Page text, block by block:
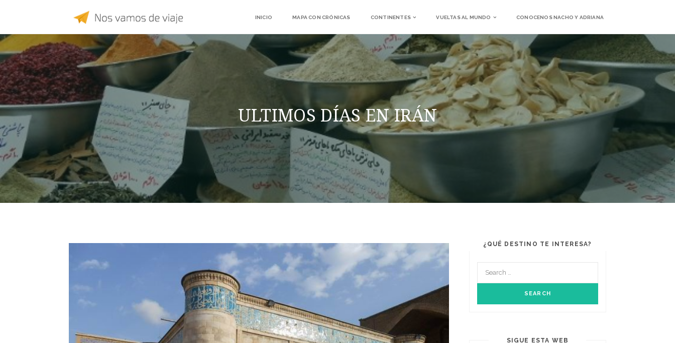
INICIO MAPA CON CRÓNICAS CONTINENTES VUELTAS AL MUNDO CONOCENOS NACHO Y ADRIANA
ULTIMOS DÍAS EN IRÁN
¿QUÉ DESTINO TE INTERESA?
SIGUE ESTA WEB